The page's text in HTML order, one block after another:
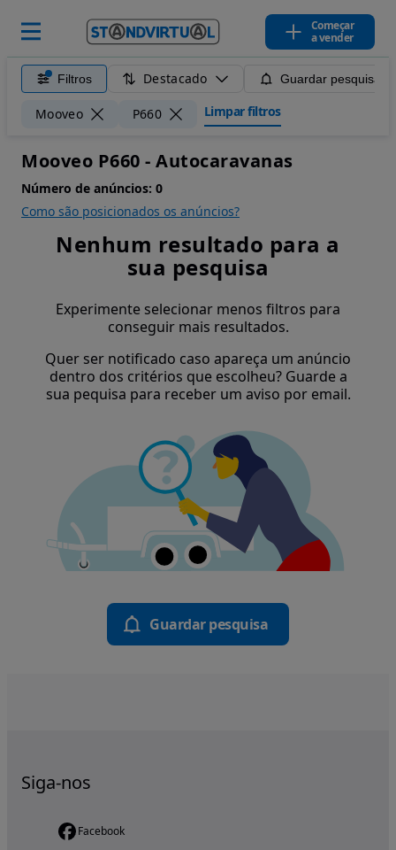
Começar
a vender
Filtros Destacado Guardar pesquisa
Mooveo P660 Limpar filtros
Mooveo P660 - Autocaravanas
Número de anúncios: 0
Como são posicionados os anúncios?
Nenhum resultado para a
sua pesquisa
Experimente selecionar menos filtros para
conseguir mais resultados.
Quer ser notificado caso apareça um anúncio
dentro dos critérios que escolheu? Guarde a
sua pequisa para receber um aviso por email.
Guardar pesquisa
Siga-nos
Facebook